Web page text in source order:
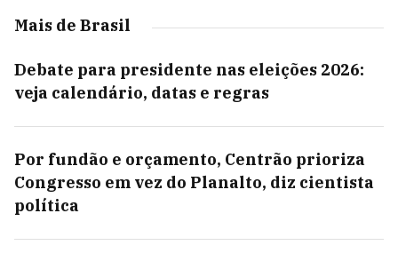
Mais de Brasil
Debate para presidente nas eleições 2026:
veja calendário, datas e regras
Por fundão e orçamento, Centrão prioriza
Congresso em vez do Planalto, diz cientista
política